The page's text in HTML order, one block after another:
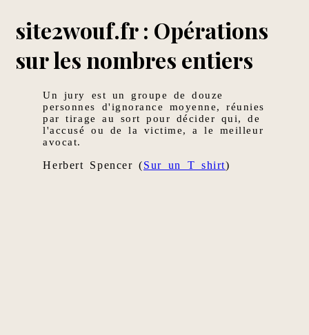
site2wouf.fr : Opérations
sur les nombres entiers
Un jury est un groupe de douze
personnes d'ignorance moyenne, réunies
par tirage au sort pour décider qui, de
l'accusé ou de la victime, a le meilleur
avocat.
Herbert Spencer (Sur un T shirt)